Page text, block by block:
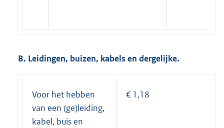
B. Leidingen, buizen, kabels en dergelijke.
Voor het hebben
van een (ge)leiding,
kabel, buis en
€ 1,18